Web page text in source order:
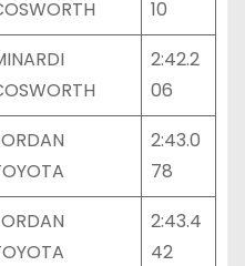
10
2:42.2
06
2:43.0
78
2:43.4
42